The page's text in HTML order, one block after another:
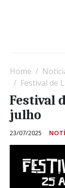
Home
Festival de
Festival
julho
23/07/2025